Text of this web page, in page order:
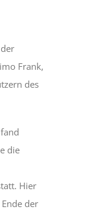
Frank,
des
die
Hier
der